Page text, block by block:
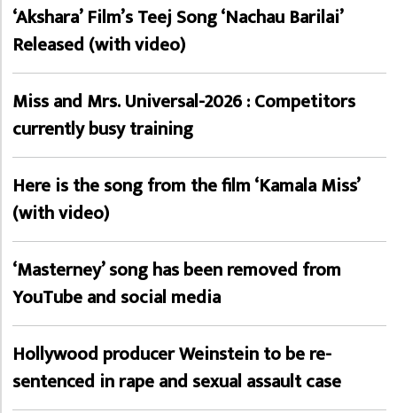
‘Akshara’ Film’s Teej Song ‘Nachau Barilai’
Released (with video)
Miss and Mrs. Universal-2026 : Competitors
currently busy training
Here is the song from the film ‘Kamala Miss’
(with video)
‘Masterney’ song has been removed from
YouTube and social media
Hollywood producer Weinstein to be re-
sentenced in rape and sexual assault case